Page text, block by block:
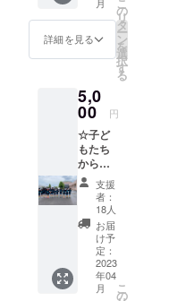
せていただ
ンバー＞
14人（6年生
7名、5年生4
名、4年生2
名、3年生1
名）
＜スタッフ
コーチ3名、
トレーナー1
詳細を見る
の
リ
タ
ー
ン
を
選
択
す
る
5,0
00 円
☆子ど
もたち
からの
お礼の
動画☆
＋お礼
のメッ
セージ
支援
者：
18人
お届
け予
定：
2023
年04
月
こ
の